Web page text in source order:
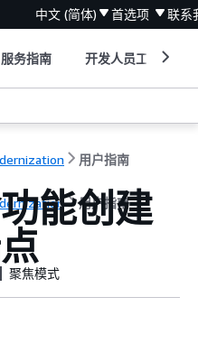
中文 (简体) 首选项 联系
服务指南 开发人员工具
用户指南
用户指南
能创建
聚焦模式